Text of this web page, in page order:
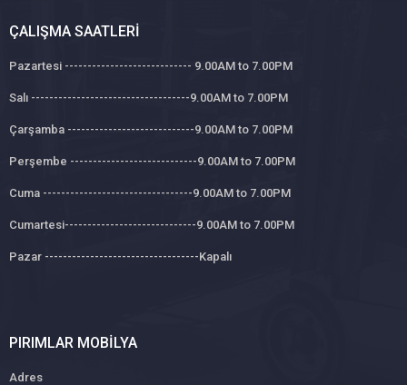
ÇALIŞMA SAATLERI
Pazartesi ---------------------------- 9.00AM to 7.00PM
Salı -----------------------------------9.00AM to 7.00PM
Çarşamba ----------------------------9.00AM to 7.00PM
Perşembe ----------------------------9.00AM to 7.00PM
Cuma ---------------------------------9.00AM to 7.00PM
Cumartesi-----------------------------9.00AM to 7.00PM
Pazar ----------------------------------Kapalı
PIRIMLAR MOBILYA
Adres